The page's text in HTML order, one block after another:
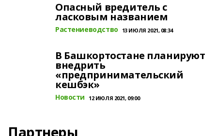
Опасный вредитель с
ласковым названием
Растениеводство 13 ИЮЛЯ 2021, 08:34
В Башкортостане планируют
внедрить
«предпринимательский
кешбэк»
Новости 12 ИЮЛЯ 2021, 09:00
Партнеры